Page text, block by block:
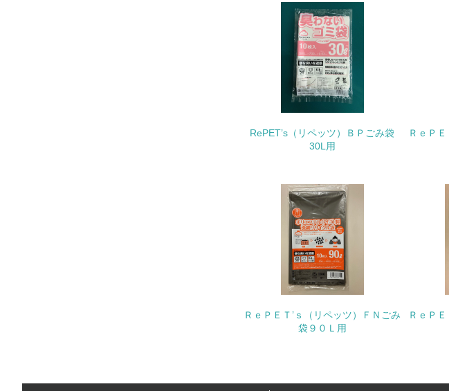
<L1> 資源（投入原料、
10. <L2> 資源とエネルギー
11. <L1> 環境配慮型製品・
<L2> 環境配慮型製品
13. <L1> グリーン購入の取
14. <L2> 購入している製品
非該当（包装・物流を
16. <L2> 環境負荷ができる
RePET’s（リペッツ）ＢＰごみ袋
30L用
ＲｅＰ
ＲｅＰＥＴ’ｓ（リペッツ）ＦＮごみ
袋９０Ｌ用
ＲｅＰ